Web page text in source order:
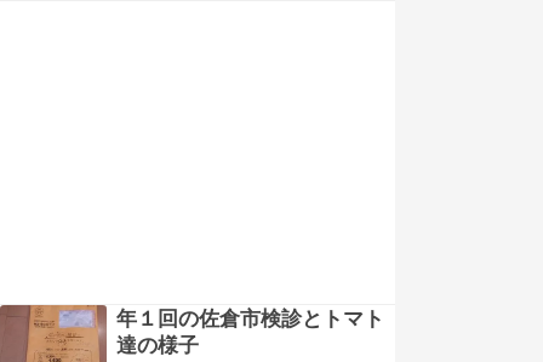
年１回の佐倉市検診とトマト
達の様子